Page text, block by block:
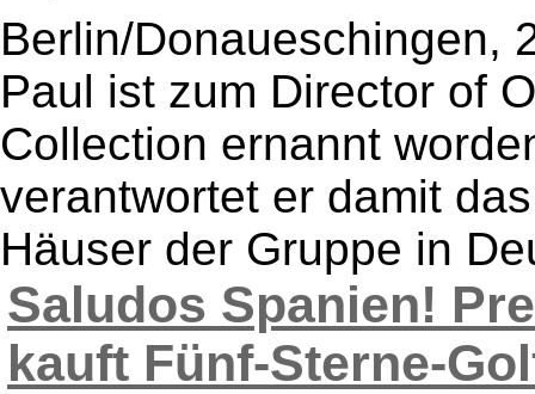
Berlin/Donaueschingen,
Paul ist zum Director of
Collection ernannt
verantwortet er damit
Häuser der Gruppe in
Saludos Spanien!
kauft Fünf-Sterne-